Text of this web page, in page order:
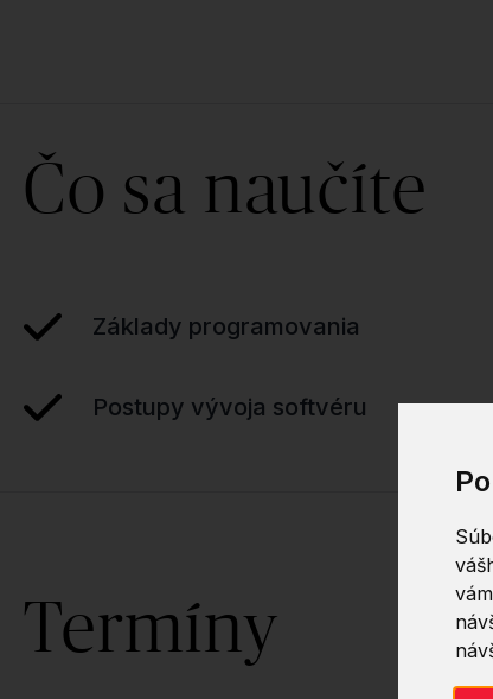
Čo sa naučíte
Základy programovania
Postupy vývoja softvéru
Termíny